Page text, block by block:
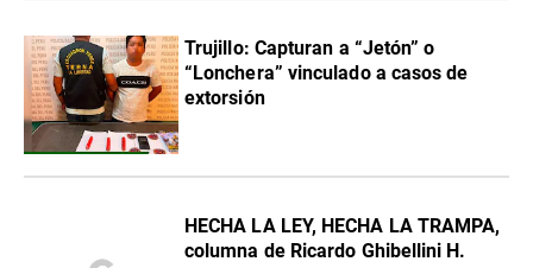
Trujillo: Capturan a “Jetón” o
“Lonchera” vinculado a casos de
extorsión
HECHA LA LEY, HECHA LA TRAMPA,
columna de Ricardo Ghibellini H.